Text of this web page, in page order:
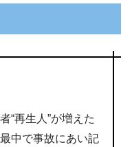
“再生人”が増えた
中で事故にあい記